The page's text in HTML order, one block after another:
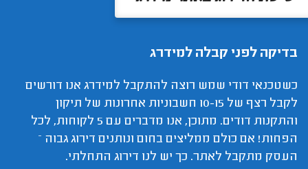
בדיקה לפני קבלה למידרג
כשטכנאי דודי שמש רוצה להתקבל למידרג אנו דורשים
לקבל רצף של 10-15 חשבוניות אחרונות של תיקון
והתקנות דודים. מתוכן, אנו מדברים עם 5 לקוחות, לכל
הפחות! אם כולם ממליצים בחום ונותנים דירוג גבוה –
העסק מתקבל לאתר. כך יש לנו דירוג התחלתי.